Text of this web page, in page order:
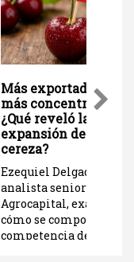
Más exportadoras,
más concentración:
¿Qué reveló la
expansión de la
cereza?
Ezequiel Delgado,
analista senior de
Agrocapital, examina
cómo se comportó la
competencia de